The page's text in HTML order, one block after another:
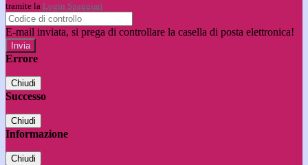
tramite la Login Spaggiari
E-mail inviata, si prega di controllare la casella di posta elettronica!
Errore
Chiudi
Successo
Chiudi
Informazione
Chiudi